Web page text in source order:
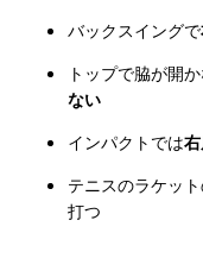
バックスイングで
トップで脇が開
ない
インパクトでは
テニスのラケッ
打つ